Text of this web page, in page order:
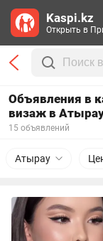
Объявления в
визаж в
15 объявлений
Атырау
Kaspi.kz
Открыть в